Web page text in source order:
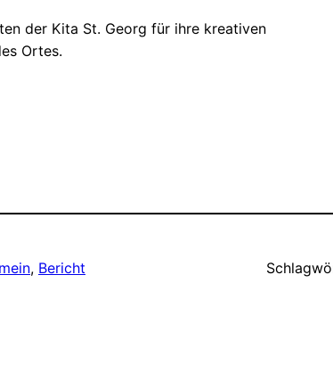
der Kita St. Georg für ihre kreativen
Ortes.
, Bericht